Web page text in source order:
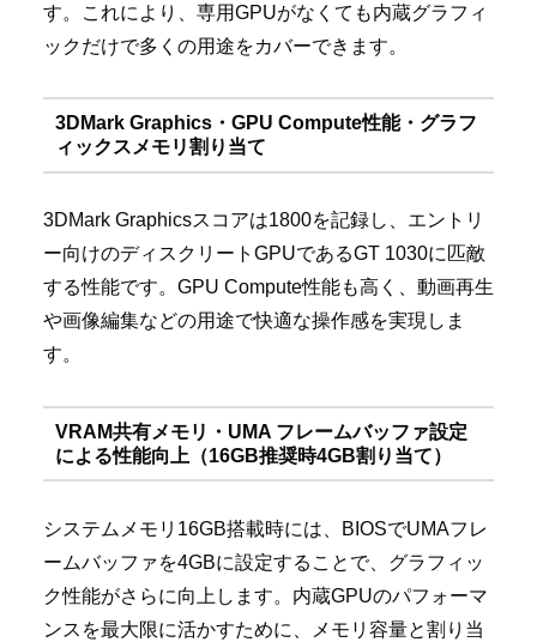
す。これにより、専用GPUがなくても内蔵グラフィ
ックだけで多くの用途をカバーできます。
3DMark Graphics・GPU Compute性能・グラフ
ィックスメモリ割り当て
3DMark Graphicsスコアは1800を記録し、エントリ
ー向けのディスクリートGPUであるGT 1030に匹敵
する性能です。GPU Compute性能も高く、動画再生
や画像編集などの用途で快適な操作感を実現しま
す。
VRAM共有メモリ・UMA フレームバッファ設定
による性能向上（16GB推奨時4GB割り当て）
システムメモリ16GB搭載時には、BIOSでUMAフレ
ームバッファを4GBに設定することで、グラフィッ
ク性能がさらに向上します。内蔵GPUのパフォーマ
ンスを最大限に活かすために、メモリ容量と割り当